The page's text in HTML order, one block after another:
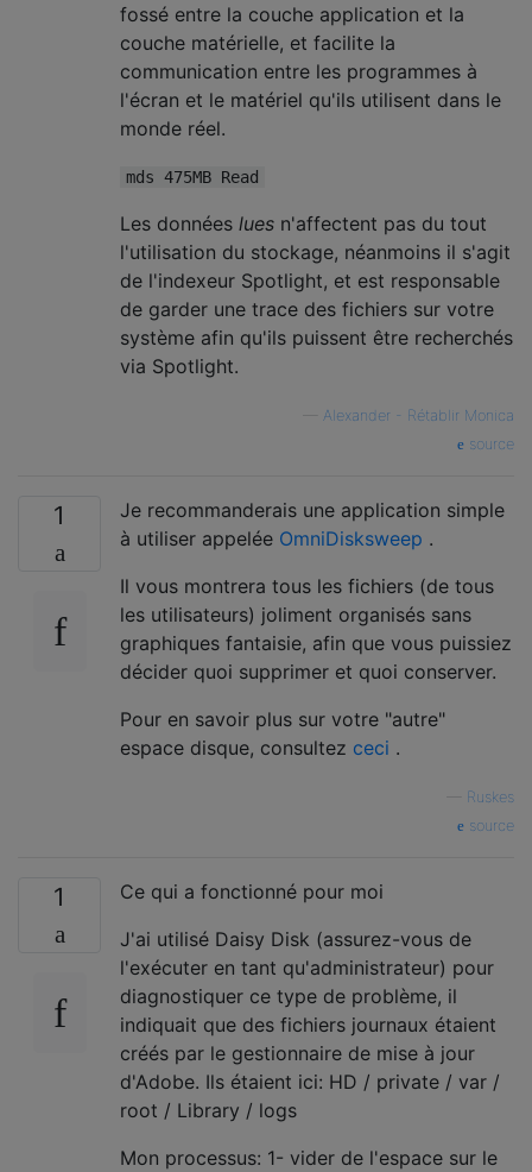
fossé entre la couche application et la
couche matérielle, et facilite la
communication entre les programmes à
l'écran et le matériel qu'ils utilisent dans le
monde réel.
mds 475MB Read
Les données lues n'affectent pas du tout
l'utilisation du stockage, néanmoins il s'agit
de l'indexeur Spotlight, et est responsable
de garder une trace des fichiers sur votre
système afin qu'ils puissent être recherchés
via Spotlight.
Alexander - Rétablir Monica
source
1
Je recommanderais une application simple
à utiliser appelée OmniDisksweep .
Il vous montrera tous les fichiers (de tous
les utilisateurs) joliment organisés sans
graphiques fantaisie, afin que vous puissiez
décider quoi supprimer et quoi conserver.
Pour en savoir plus sur votre "autre"
espace disque, consultez ceci .
Ruskes
source
1
Ce qui a fonctionné pour moi
J'ai utilisé Daisy Disk (assurez-vous de
l'exécuter en tant qu'administrateur) pour
diagnostiquer ce type de problème, il
indiquait que des fichiers journaux étaient
créés par le gestionnaire de mise à jour
d'Adobe. Ils étaient ici: HD / private / var /
root / Library / logs
Mon processus: 1- vider de l'espace sur le